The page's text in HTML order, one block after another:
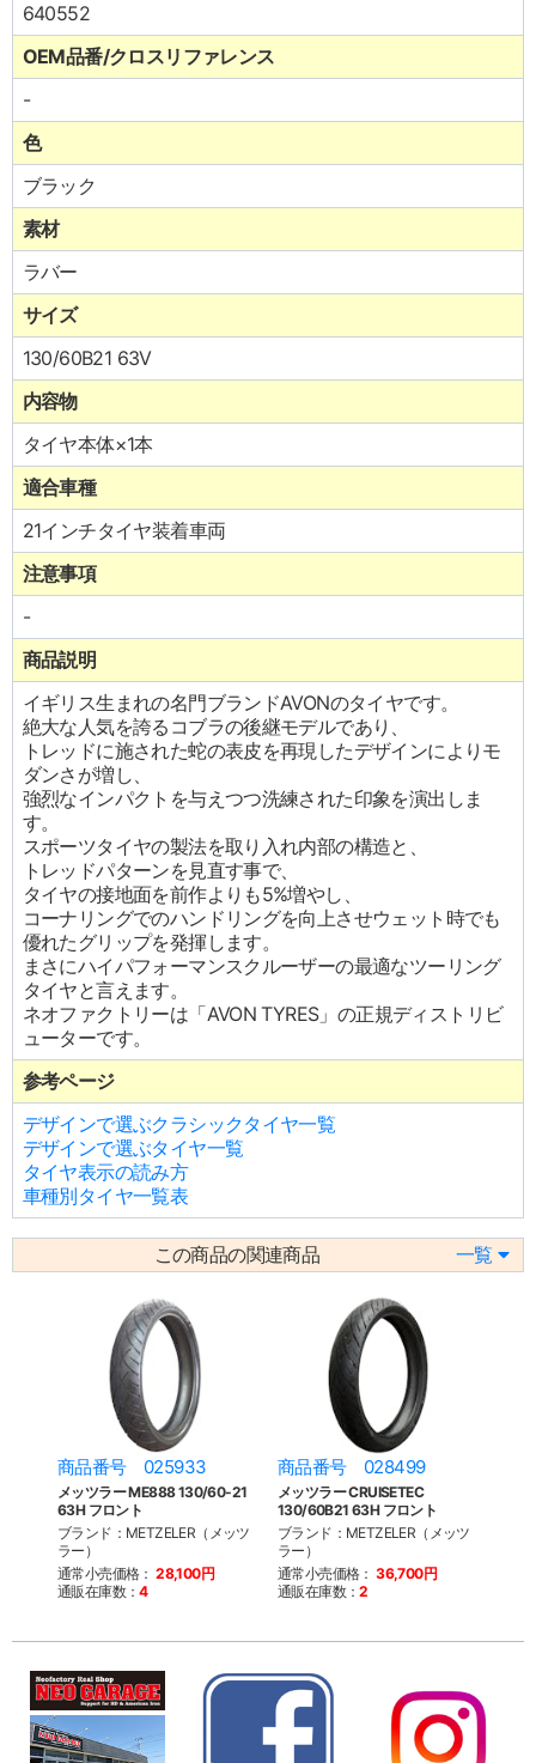
640552
OEM品番/クロスリファレンス
-
色
ブラック
素材
ラバー
サイズ
130/60B21 63V
内容物
タイヤ本体×1本
適合車種
21インチタイヤ装着車両
注意事項
-
商品説明
イギリス生まれの名門ブランドAVONのタイヤです。
絶大な人気を誇るコブラの後継モデルであり、
トレッドに施された蛇の表皮を再現したデザインによりモ
ダンさが増し、
強烈なインパクトを与えつつ洗練された印象を演出しま
す。
スポーツタイヤの製法を取り入れ内部の構造と、
トレッドパターンを見直す事で、
タイヤの接地面を前作よりも5%増やし、
コーナリングでのハンドリングを向上させウェット時でも
優れたグリップを発揮します。
まさにハイパフォーマンスクルーザーの最適なツーリング
タイヤと言えます。
ネオファクトリーは「AVON TYRES」の正規ディストリビ
ューターです。
参考ページ
デザインで選ぶクラシックタイヤ一覧
デザインで選ぶタイヤ一覧
タイヤ表示の読み方
車種別タイヤ一覧表
この商品の関連商品 一覧
商品番号 025933
メッツラー ME888 130/60-21
63H フロント
ブランド：METZELER（メッツ
ラー）
通常小売価格： 28,100円
通販在庫数：4
商品番号 028499
メッツラー CRUISETEC
130/60B21 63H フロント
ブランド：METZELER（メッツ
ラー）
通常小売価格： 36,700円
通販在庫数：2